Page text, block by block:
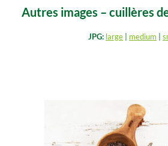
Autres images – cuillères
JPG: large medium